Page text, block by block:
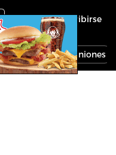
Inscribirse
Economía Opiniones